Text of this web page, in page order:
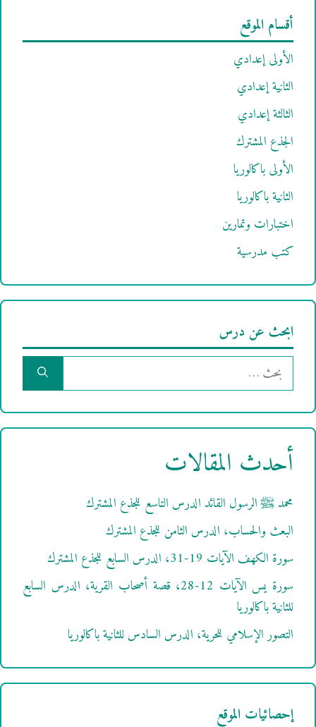
أقسام الموقع
الأولى إعدادي
الثانية إعدادي
الثالثة إعدادي
الجذع المشترك
الأولى باكالوريا
الثانية باكالوريا
اختبارات وتمارين
كتب مدرسية
ابحث عن درس
البحث
عن:
أحدث المقالات
محمد ﷺ الرسول القائد الدرس التاسع للجذع المشترك
البعث والحساب، الدرس الثامن للجذع المشترك
سورة الكهف الآيات 19-31، الدرس السابع للجذع المشترك
سورة يس الآيات 12-28، قصة أصحاب القرية، الدرس السابع
للثانية باكالوريا
التصور الإسلامي للحرية، الدرس السادس للثانية باكالوريا
إحصائيات الموقع